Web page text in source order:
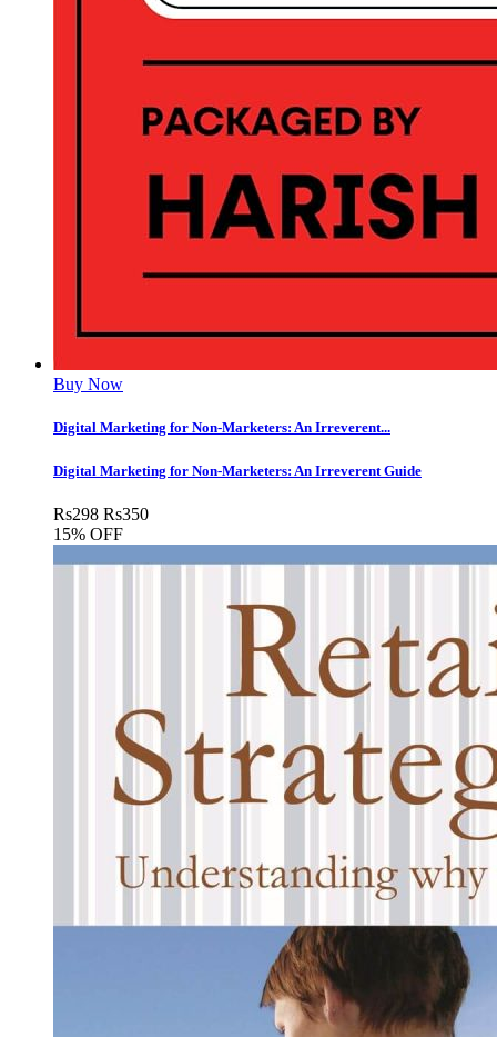
Buy Now
Digital Marketing for Non-Marketers: An Irreverent...
Digital Marketing for Non-Marketers: An Irreverent Guide
Rs298 Rs350
15% OFF